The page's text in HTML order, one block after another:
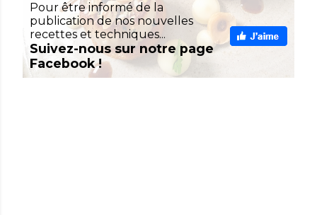
Pour être informé de la
publication de nos nouvelles
recettes et techniques...
Suivez-nous sur notre page
Facebook !